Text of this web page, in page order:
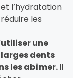
l’hydratation
les
une
larges dents
les abîmer.Il